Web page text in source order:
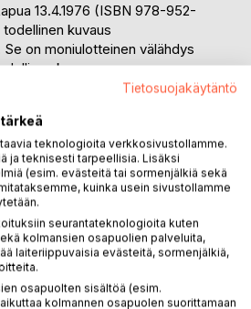
13.4.1976 (ISBN 978-952-
kuvaus
on moniulotteinen välähdys
kuvaus
sen kauaskantoisista vaikutuksista.
tekijä Juhani Heinola toimi Lapuan
ja sen myötä joutui tapahtumien
traagisten päivien keskiöön.
kokemuksia; eloon jääneiden,
kertomuksia, jotka kuljettavat
seuraavien murheen päivien läpi,
Toiseksi kirjaan on koottu
aineistoa, mm. lehtileikkeitä,
katastrofista levisi kautta
takaa heijastuu vahvasti Juhani
Tietosuojakäytäntö
teknologioita verkkosivustollamme.
ja teknisesti tarpeellisia. Lisäksi
(esim. evästeitä tai sormenjälkiä sekä
kuinka usein sivustollamme
seurantateknologioita kuten
kolmansien osapuolien palveluita,
laiteriippuvaisia evästeitä, sormenjälkiä,
osapuolten sisältöä (esim.
kolmannen osapuolen suorittamaan